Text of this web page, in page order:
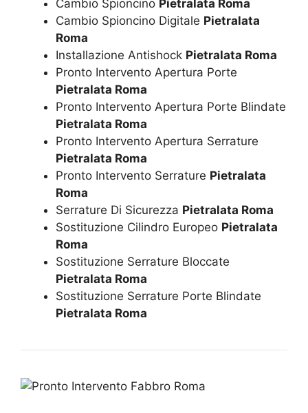
Cambio Spioncino Pietralata Roma
Cambio Spioncino Digitale Pietralata
Roma
Installazione Antishock Pietralata Roma
Pronto Intervento Apertura Porte
Pietralata Roma
Pronto Intervento Apertura Porte Blindate
Pietralata Roma
Pronto Intervento Apertura Serrature
Pietralata Roma
Pronto Intervento Serrature Pietralata
Roma
Serrature Di Sicurezza Pietralata Roma
Sostituzione Cilindro Europeo Pietralata
Roma
Sostituzione Serrature Bloccate
Pietralata Roma
Sostituzione Serrature Porte Blindate
Pietralata Roma